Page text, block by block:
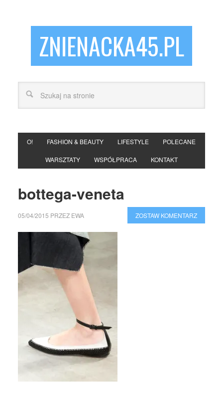
ZNIENACKA45.PL
O! FASHION & BEAUTY LIFESTYLE POLECANE
WARSZTATY WSPÓŁPRACA KONTAKT
bottega-veneta
05/04/2015 PRZEZ EWA ZOSTAW KOMENTARZ